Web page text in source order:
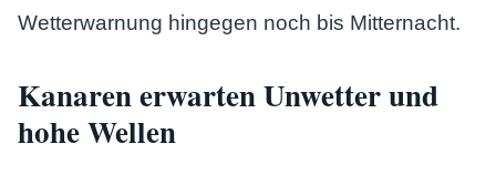
Wetterwarnung hingegen noch bis Mitternacht.
Kanaren erwarten Unwetter und
hohe Wellen